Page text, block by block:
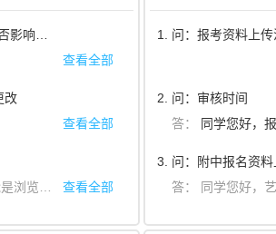
考过程中除了身份证件信息无法修改，其它信
查看全部
改
《院校招生简章》规定：网上交费视为考生已
查看全部
者字号大小看看。感谢您的咨询！ 查看全部
1. 问：报考资料上
2. 问：审核时间
答： 同学您好，
3. 问：附中报名资料
答： 同学您好，艺术类专业报考证是针对高考同学的。初中小学生可根据学校公告要求进行上传